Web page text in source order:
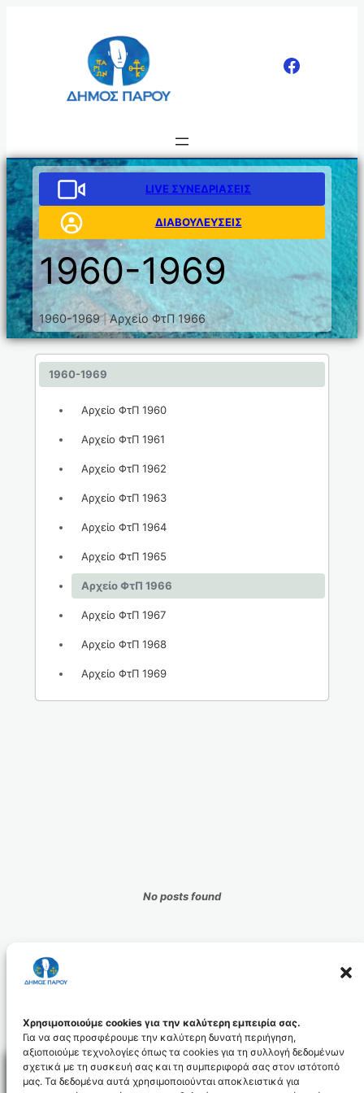
Χρησιμοποιούμε cookies για την καλύτερη εμπειρία σας.
Για να σας προσφέρουμε την καλύτερη δυνατή περιήγηση,
αξιοποιούμε τεχνολογίες όπως τα cookies για τη συλλογή δεδομένων
σχετικά με τη συσκευή σας και τη συμπεριφορά σας στον ιστότοπό
μας. Τα δεδομένα αυτά χρησιμοποιούνται αποκλειστικά για
LIVE ΣΥΝΕΔΡΙΑΣΕΙΣ
ΔΙΑΒΟΥΛΕΥΣΕΙΣ
1960-1969
1960-1969|Αρχείο ΦτΠ 1966
1960-1969
Αρχείο ΦτΠ 1960
Αρχείο ΦτΠ 1961
Αρχείο ΦτΠ 1962
Αρχείο ΦτΠ 1963
Αρχείο ΦτΠ 1964
Αρχείο ΦτΠ 1965
Αρχείο ΦτΠ 1966
Αρχείο ΦτΠ 1967
Αρχείο ΦτΠ 1968
Αρχείο ΦτΠ 1969
No posts found